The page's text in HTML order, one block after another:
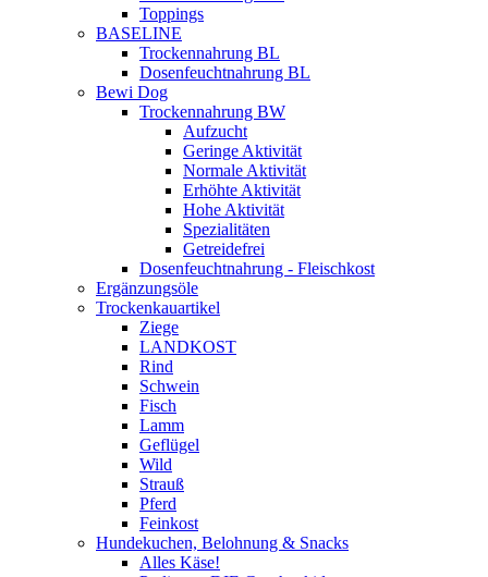
Toppings
BASELINE
Trockennahrung BL
Dosenfeuchtnahrung BL
Bewi Dog
Trockennahrung BW
Aufzucht
Geringe Aktivität
Normale Aktivität
Erhöhte Aktivität
Hohe Aktivität
Spezialitäten
Getreidefrei
Dosenfeuchtnahrung - Fleischkost
Ergänzungsöle
Trockenkauartikel
Ziege
LANDKOST
Rind
Schwein
Fisch
Lamm
Geflügel
Wild
Strauß
Pferd
Feinkost
Hundekuchen, Belohnung & Snacks
Alles Käse!